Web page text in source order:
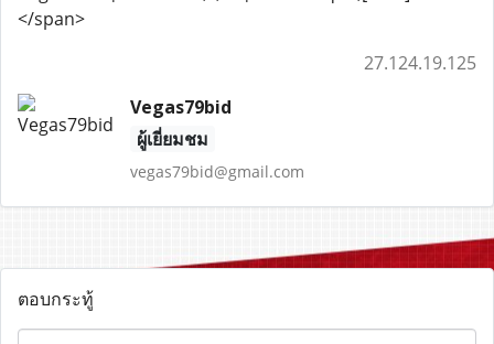
</span>
27.124.19.125
Vegas79bid
ผู้เยี่ยมชม
vegas79bid@gmail.com
ตอบกระทู้